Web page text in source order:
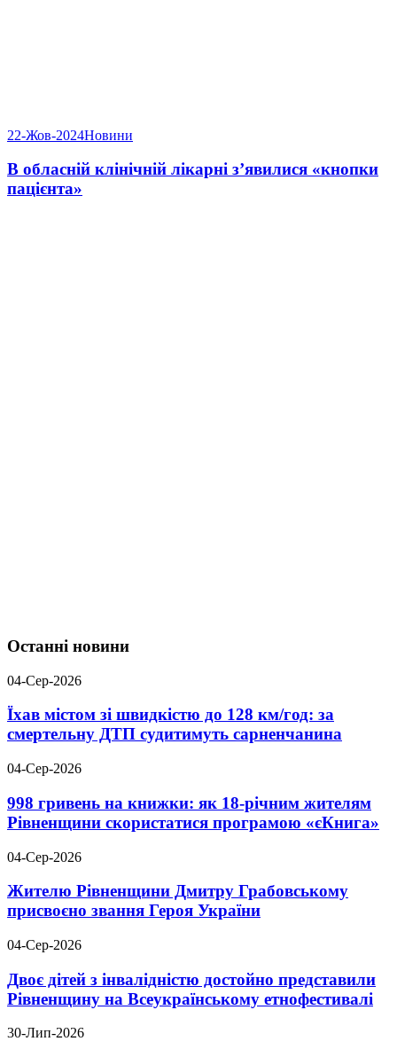
22-Жов-2024Новини
В обласній клінічній лікарні з’явилися «кнопки
пацієнта»
Останні новини
04-Сер-2026
Їхав містом зі швидкістю до 128 км/год: за
смертельну ДТП судитимуть сарненчанина
04-Сер-2026
998 гривень на книжки: як 18-річним жителям
Рівненщини скористатися програмою «єКнига»
04-Сер-2026
Жителю Рівненщини Дмитру Грабовському
присвоєно звання Героя України
04-Сер-2026
Двоє дітей з інвалідністю достойно представили
Рівненщину на Всеукраїнському етнофестивалі
30-Лип-2026